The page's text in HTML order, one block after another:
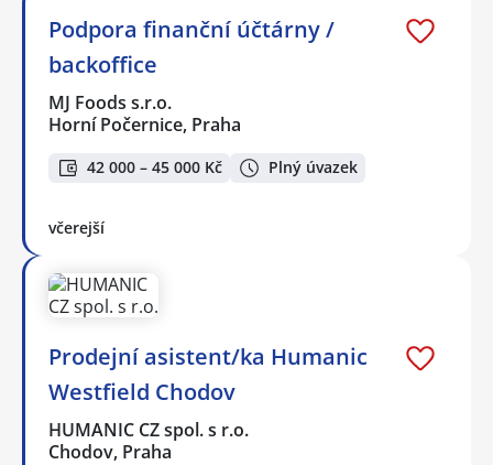
Podpora finanční účtárny /
backoffice
MJ Foods s.r.o.
Horní Počernice, Praha
42 000 – 45 000 Kč Plný úvazek
včerejší
Prodejní asistent/ka Humanic
Westfield Chodov
HUMANIC CZ spol. s r.o.
Chodov, Praha